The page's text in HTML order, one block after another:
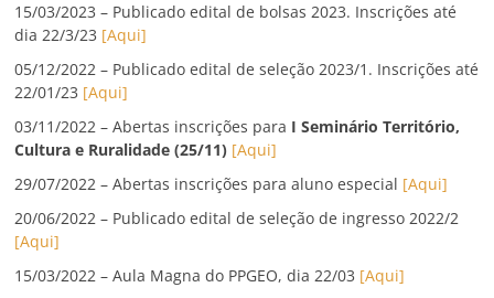
15/03/2023 – Publicado edital de bolsas 2023. Inscrições até
dia 22/3/23 [Aqui]
05/12/2022 – Publicado edital de seleção 2023/1. Inscrições até
22/01/23 [Aqui]
03/11/2022 – Abertas inscrições para I Seminário Território,
Cultura e Ruralidade (25/11) [Aqui]
29/07/2022 – Abertas inscrições para aluno especial [Aqui]
20/06/2022 – Publicado edital de seleção de ingresso 2022/2
[Aqui]
15/03/2022 – Aula Magna do PPGEO, dia 22/03 [Aqui]